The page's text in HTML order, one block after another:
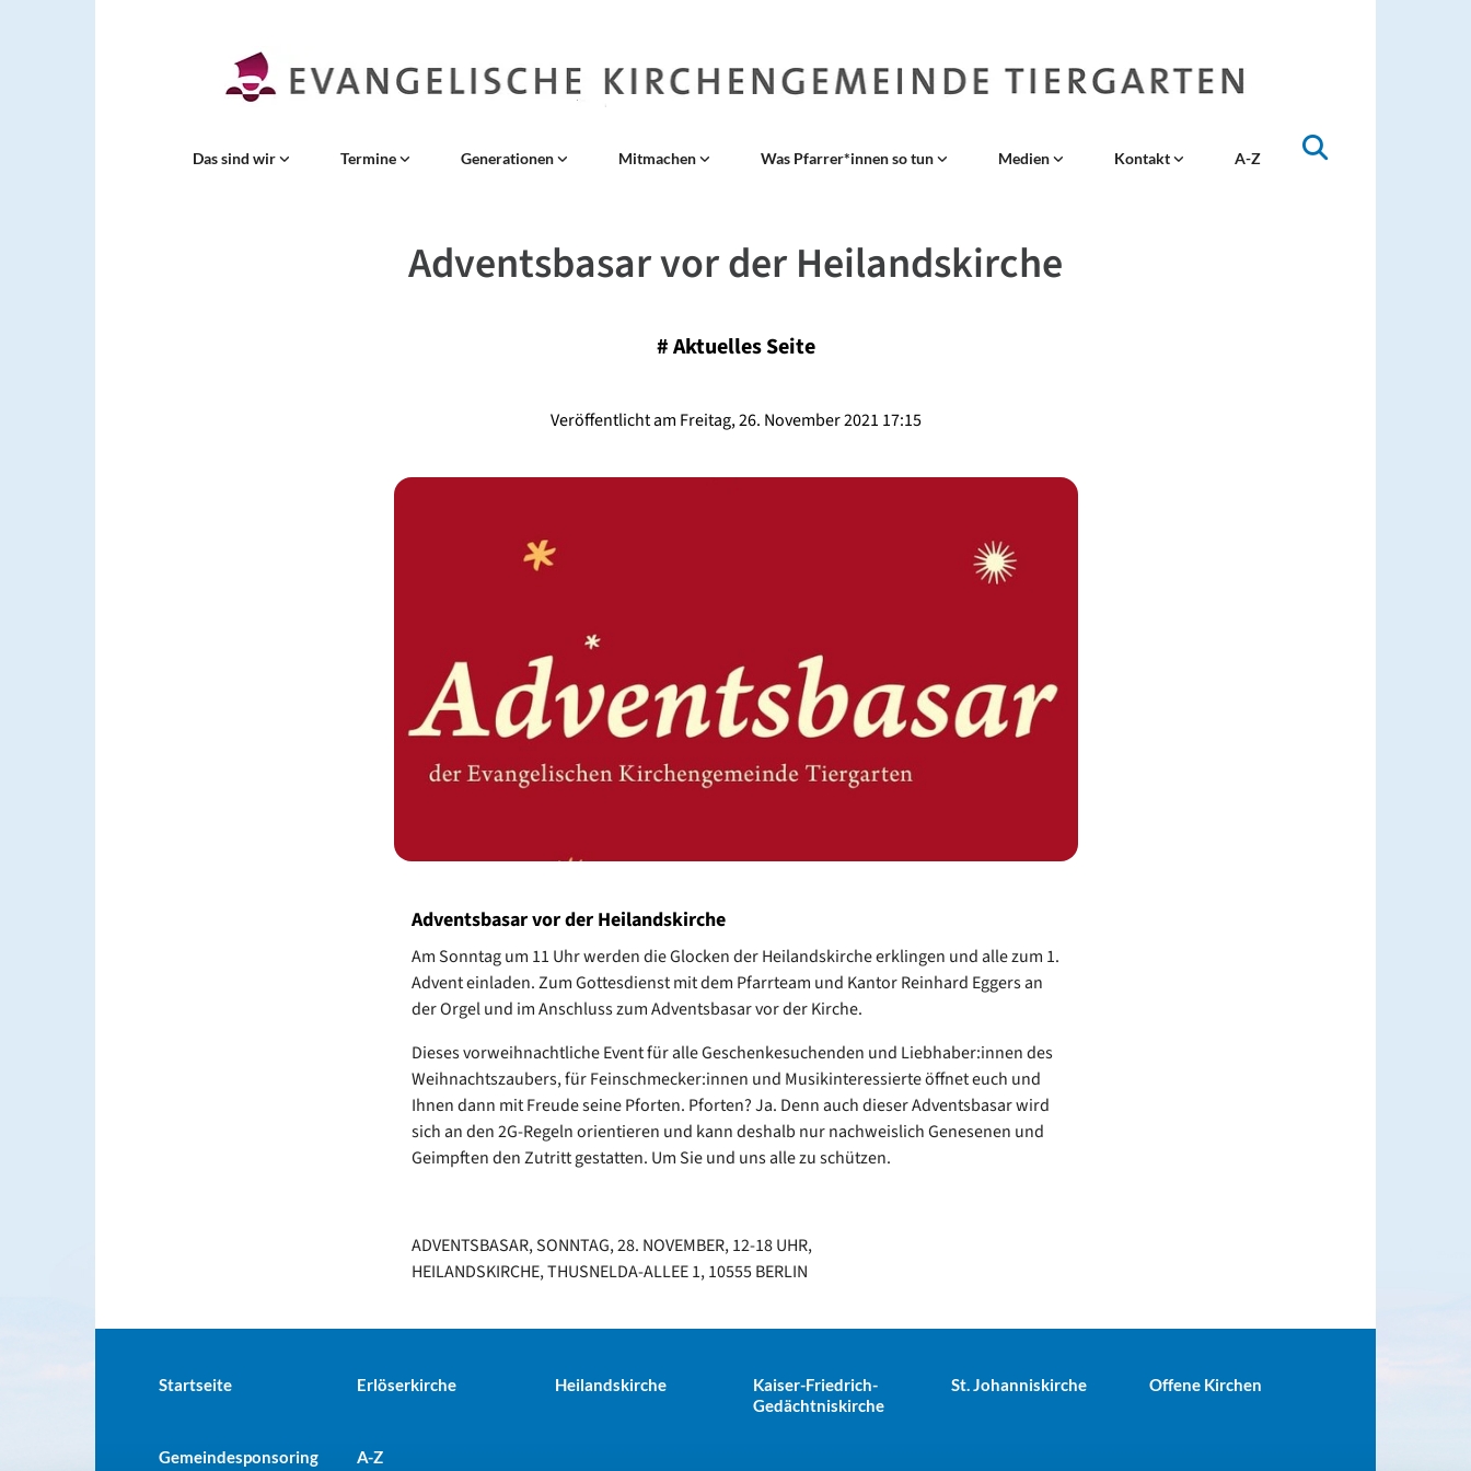
Das sind wir Termine Generationen Mitmachen Was Pfarrer*innen so tun Medien Kontakt A-Z
Adventsbasar vor der Heilandskirche
#Aktuelles Seite
Veröffentlicht am Freitag, 26. November 2021 17:15
Adventsbasar vor der Heilandskirche
Am Sonntag um 11 Uhr werden die Glocken der Heilandskirche erklingen und alle zum 1.
Advent einladen. Zum Gottesdienst mit dem Pfarrteam und Kantor Reinhard Eggers an
der Orgel und im Anschluss zum Adventsbasar vor der Kirche.
Dieses vorweihnachtliche Event für alle Geschenkesuchenden und Liebhaber:innen des
Weihnachtszaubers, für Feinschmecker:innen und Musikinteressierte öffnet euch und
Ihnen dann mit Freude seine Pforten. Pforten? Ja. Denn auch dieser Adventsbasar wird
sich an den 2G-Regeln orientieren und kann deshalb nur nachweislich Genesenen und
Geimpften den Zutritt gestatten. Um Sie und uns alle zu schützen.
ADVENTSBASAR, SONNTAG, 28. NOVEMBER, 12-18 UHR,
HEILANDSKIRCHE, THUSNELDA-ALLEE 1, 10555 BERLIN
Startseite Erlöserkirche Heilandskirche
Kaiser-Friedrich-
Gedächtniskirche
St. Johanniskirche Offene Kirchen
Gemeindesponsoring A-Z